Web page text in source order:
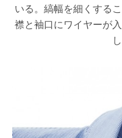
いる。縞幅を細くする
襟と袖口にワイヤーが